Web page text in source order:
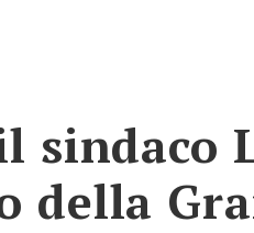
sindaco
della